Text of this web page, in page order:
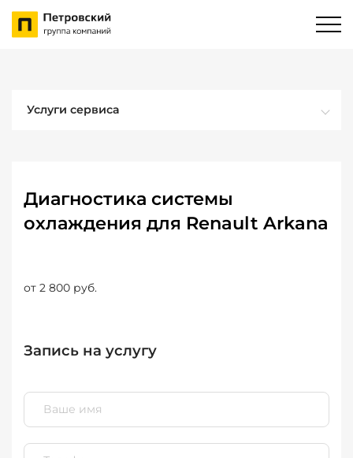
Услуги сервиса
Диагностика системы
охлаждения для Renault Arkana
от 2 800 руб.
Запись на услугу